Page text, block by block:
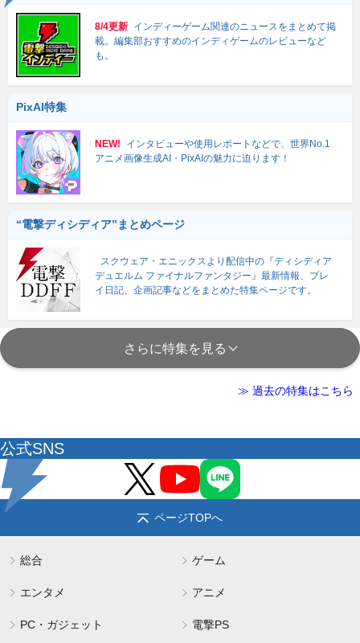
8/4更新 インディーゲーム関連のニュースをまとめて掲
載。編集部おすすめのインディゲームのレビューなど
も。
PixAI特集
NEW!
インタビューや使用レポートなどで、世界No.1
アニメ画像生成AI・PixAIの魅力に迫ります！
“電撃ディシディア”まとめページ
スクウェア・エニックスより配信中の『ディシディア
デュエルム ファイナルファンタジー』最新情報、プレ
イ日記、企画記事などをまとめた特集ページです。
さらに特集を見る
≫ 過去の特集はこちら
公式SNS
ページTOPへ
総合 ゲーム
エンタメ アニメ
PC・ガジェット 電撃PS